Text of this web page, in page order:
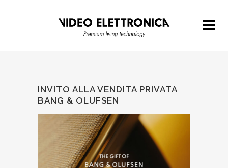
INVITO ALLA VENDITA PRIVATA
BANG & OLUFSEN